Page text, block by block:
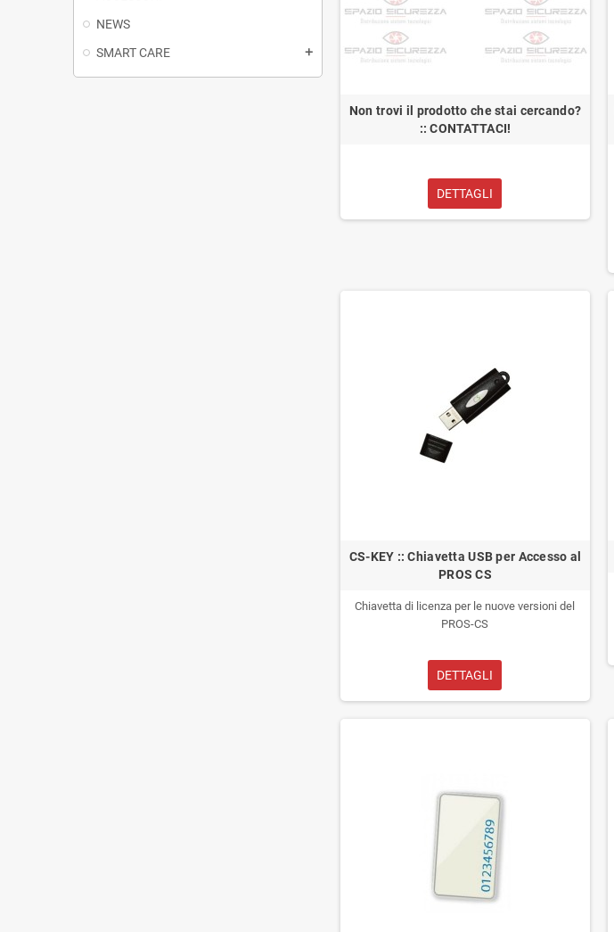
NEWS
SMART CARE
Non trovi il prodotto che stai cercando?
:: CONTATTACI!
DETTAGLI
CS-KEY :: Chiavetta USB per Accesso al
PROS CS
Chiavetta di licenza per le nuove versioni del
PROS-CS
DETTAGLI